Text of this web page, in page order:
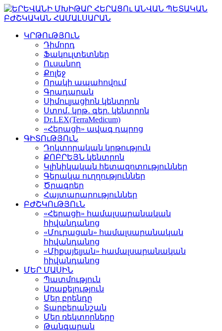
ԿՐԹՈւԹՅՈւՆ
Դիմորդ
Ֆակուլտետներ
Ուսանող
Քոլեջ
Որակի ապահովում
Գրադարան
Սիմուլյացիոն կենտրոն
Ստոմ․ կրթ․ գեր. կենտրոն
Dr.LEX(TerraMedicum)
«Հերացի» ավագ դպրոց
ԳԻՏՈւԹՅՈւՆ
Դոկտորական կրթություն
ՔՈԲՐԵՅՆ կենտրոն
Կլինիկական հետազոտություններ
Գերակա ուղղություններ
Ծրագրեր
Հայտարարություններ
ԲԺՇԿՈւԹՅՈւՆ
«Հերացի» համալսարանական
հիվանդանոց
«Մուրացան» համալսարանական
հիվանդանոց
«Միքայելյան» համալսարանական
հիվանդանոց
ՄԵՐ ՄԱՍԻՆ
Պատմություն
Առաքելություն
Մեր բրենդը
Տարբերանշան
Մեր ռեկտորները
Թանգարան